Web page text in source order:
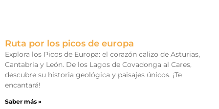
Ruta por los picos de europa
Explora los Picos de Europa: el corazón calizo de Asturias,
Cantabria y León. De los Lagos de Covadonga al Cares,
descubre su historia geológica y paisajes únicos. ¡Te
encantará!
Saber más »